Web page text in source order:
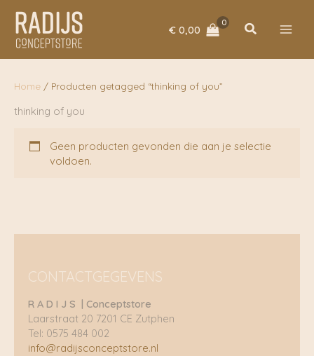
naar
inhoud
€ 0,00 Zoeken
Home / Producten getagged “thinking of you”
thinking of you
Geen producten gevonden die aan je selectie
voldoen.
CONTACTGEGEVENS
R A D I J S | Conceptstore
Laarstraat 20 7201 CE Zutphen
Tel: 0575 484 002
info@radijsconceptstore.nl